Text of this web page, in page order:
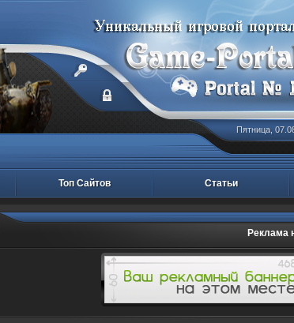
Пятница,
Топ Сайтов Статьи
Реклама